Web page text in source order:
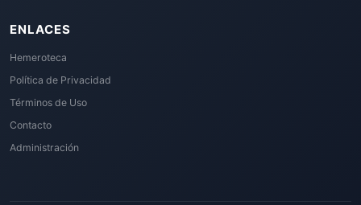
ENLACES
Hemeroteca
Política de Privacidad
Términos de Uso
Contacto
Administración